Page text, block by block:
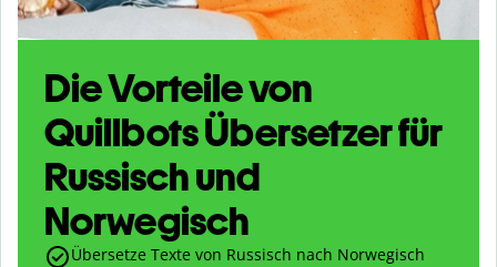
Die Vorteile von
Quillbots Übersetzer für
Russisch und
Norwegisch
Übersetze Texte von Russisch nach Norwegisch